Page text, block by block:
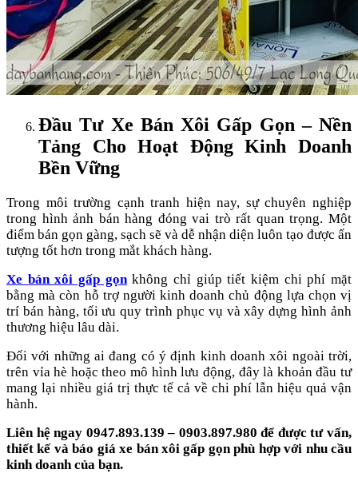
Đầu Tư Xe Bán Xôi Gấp Gọn – Nền
Tảng Cho Hoạt Động Kinh Doanh
Bền Vững
Trong môi trường cạnh tranh hiện nay, sự chuyên nghiệp
trong hình ảnh bán hàng đóng vai trò rất quan trọng. Một
điểm bán gọn gàng, sạch sẽ và dễ nhận diện luôn tạo được ấn
tượng tốt hơn trong mắt khách hàng.
Xe bán xôi gấp gọnkhông chỉ giúp tiết kiệm chi phí mặt
bằng mà còn hỗ trợ người kinh doanh chủ động lựa chọn vị
trí bán hàng, tối ưu quy trình phục vụ và xây dựng hình ảnh
thương hiệu lâu dài.
Đối với những ai đang có ý định kinh doanh xôi ngoài trời,
trên vỉa hè hoặc theo mô hình lưu động, đây là khoản đầu tư
mang lại nhiều giá trị thực tế cả về chi phí lẫn hiệu quả vận
hành.
Liên hệ ngay 0947.893.139 – 0903.897.980 để được tư vấn,
thiết kế và báo giá xe bán xôi gấp gọn phù hợp với nhu cầu
kinh doanh của bạn.